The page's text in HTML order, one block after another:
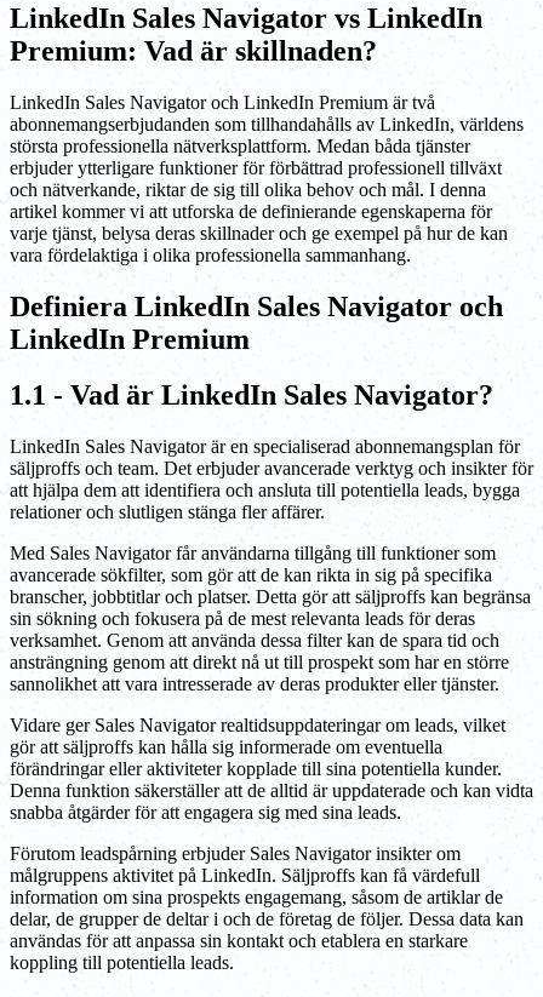
LinkedIn Sales Navigator vs LinkedIn
Premium: Vad är skillnaden?
LinkedIn Sales Navigator och LinkedIn Premium är två
abonnemangserbjudanden som tillhandahålls av LinkedIn, världens
största professionella nätverksplattform. Medan båda tjänster
erbjuder ytterligare funktioner för förbättrad professionell tillväxt
och nätverkande, riktar de sig till olika behov och mål. I denna
artikel kommer vi att utforska de definierande egenskaperna för
varje tjänst, belysa deras skillnader och ge exempel på hur de kan
vara fördelaktiga i olika professionella sammanhang.
Definiera LinkedIn Sales Navigator och
LinkedIn Premium
1.1 - Vad är LinkedIn Sales Navigator?
LinkedIn Sales Navigator är en specialiserad abonnemangsplan för
säljproffs och team. Det erbjuder avancerade verktyg och insikter för
att hjälpa dem att identifiera och ansluta till potentiella leads, bygga
relationer och slutligen stänga fler affärer.
Med Sales Navigator får användarna tillgång till funktioner som
avancerade sökfilter, som gör att de kan rikta in sig på specifika
branscher, jobbtitlar och platser. Detta gör att säljproffs kan begränsa
sin sökning och fokusera på de mest relevanta leads för deras
verksamhet. Genom att använda dessa filter kan de spara tid och
ansträngning genom att direkt nå ut till prospekt som har en större
sannolikhet att vara intresserade av deras produkter eller tjänster.
Vidare ger Sales Navigator realtidsuppdateringar om leads, vilket
gör att säljproffs kan hålla sig informerade om eventuella
förändringar eller aktiviteter kopplade till sina potentiella kunder.
Denna funktion säkerställer att de alltid är uppdaterade och kan vidta
snabba åtgärder för att engagera sig med sina leads.
Förutom leadspårning erbjuder Sales Navigator insikter om
målgruppens aktivitet på LinkedIn. Säljproffs kan få värdefull
information om sina prospekts engagemang, såsom de artiklar de
delar, de grupper de deltar i och de företag de följer. Dessa data kan
användas för att anpassa sin kontakt och etablera en starkare
koppling till potentiella leads.